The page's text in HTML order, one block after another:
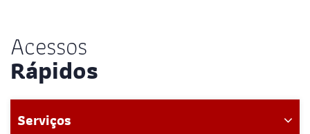
Acessos
Rápidos
Serviços